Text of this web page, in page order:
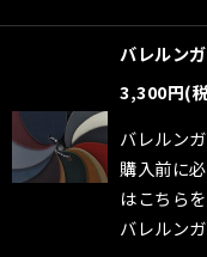
バレルン
3,300円(
バレルン
購入前に
はこちら
バレルン